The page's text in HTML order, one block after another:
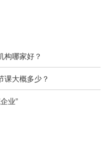
构哪家好？
课大概多少？
业”